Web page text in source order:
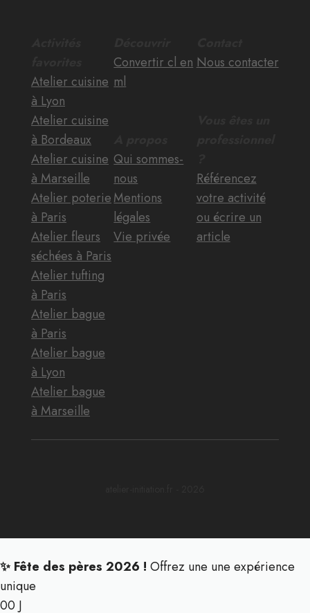
Atelier cuisine
à Lyon
Atelier cuisine
à Bordeaux
Atelier cuisine
à Marseille
Atelier poterie
à Paris
Atelier fleurs
séchées à Paris
Atelier tufting
à Paris
Atelier bague
à Paris
Atelier bague
à Lyon
Atelier bague
à Marseille
Convertir cl en
ml
Qui sommes-
nous
Mentions
légales
Vie privée
Nous contacter
Référencez
votre activité
ou écrire un
article
✨ Fête des pères 2026 ! Offrez une une expérience
unique
00 J